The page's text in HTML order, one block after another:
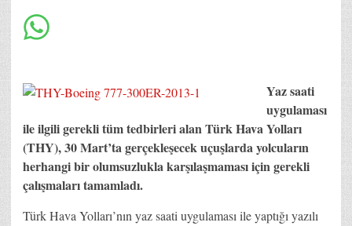
Yaz saati
uygulaması
ile ilgili gerekli tüm tedbirleri alan Türk Hava Yolları
(THY), 30 Mart’ta gerçekleşecek uçuşlarda yolcuların
herhangi bir olumsuzlukla karşılaşmaması için gerekli
çalışmaları tamamladı.
Türk Hava Yolları’nın yaz saati uygulaması ile yaptığı yazılı